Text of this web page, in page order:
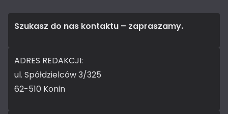
Szukasz do nas kontaktu – zapraszamy.
ADRES REDAKCJI:
ul. Spółdzielców 3/325
62-510 Konin